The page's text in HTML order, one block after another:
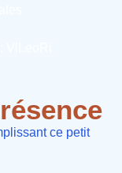
ce petit